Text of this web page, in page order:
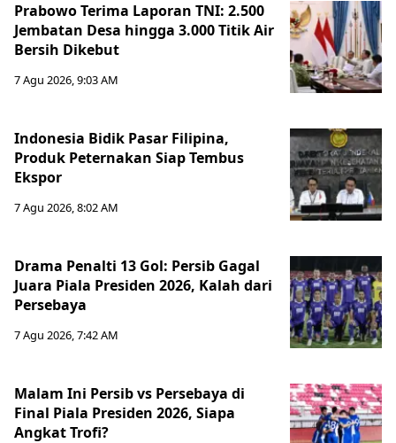
Prabowo Terima Laporan TNI: 2.500
Jembatan Desa hingga 3.000 Titik Air
Bersih Dikebut
7 Agu 2026, 9:03 AM
Indonesia Bidik Pasar Filipina,
Produk Peternakan Siap Tembus
Ekspor
7 Agu 2026, 8:02 AM
Drama Penalti 13 Gol: Persib Gagal
Juara Piala Presiden 2026, Kalah dari
Persebaya
7 Agu 2026, 7:42 AM
Malam Ini Persib vs Persebaya di
Final Piala Presiden 2026, Siapa
Angkat Trofi?